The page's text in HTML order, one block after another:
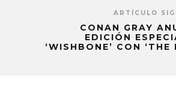
ARTÍCULO
CONAN GRAY
EDICIÓN
‘WISHBONE’ CON ‘THE
MONET